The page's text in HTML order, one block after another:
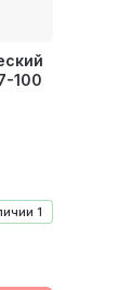
100
1